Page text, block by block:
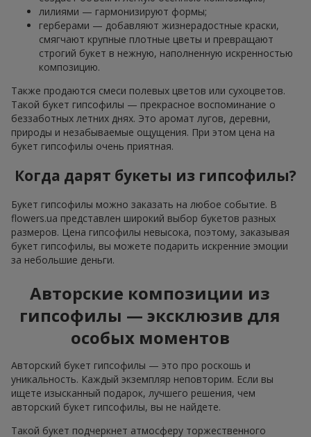
лилиями — гармонизируют формы;
герберами — добавляют жизнерадостные краски,
смягчают крупные плотные цветы и превращают
строгий букет в нежную, наполненную искренностью
композицию.
Также продаются смеси полевых цветов или сухоцветов.
Такой букет гипсофилы — прекрасное воспоминание о
беззаботных летних днях. Это аромат лугов, деревни,
природы и незабываемые ощущения. При этом цена на
букет гипсофилы очень приятная.
Когда дарят букеты из гипсофилы?
Букет гипсофилы можно заказать на любое событие. В
flowers.ua представлен широкий выбор букетов разных
размеров. Цена гипсофилы невысока, поэтому, заказывая
букет гипсофилы, вы можете подарить искренние эмоции
за небольшие деньги.
Авторские композиции из
гипсофилы — эксклюзив для
особых моментов
Авторский букет гипсофилы — это про роскошь и
уникальность. Каждый экземпляр неповторим. Если вы
ищете изысканный подарок, лучшего решения, чем
авторский букет гипсофилы, вы не найдете.
Такой букет подчеркнет атмосферу торжественного